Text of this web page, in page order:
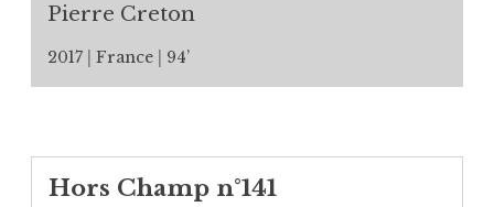
Pierre Creton
2017 France 94’
Hors Champ n°141